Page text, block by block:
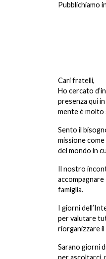
Pubblichiamo
Cari fratelli,
Ho cercato
presenza qui
mente è molto
Sento il
missione
del mondo in
Il nostro
famiglia.
I giorni
per valutare
riorganizzare
Sarano giorni
per ascoltarci,